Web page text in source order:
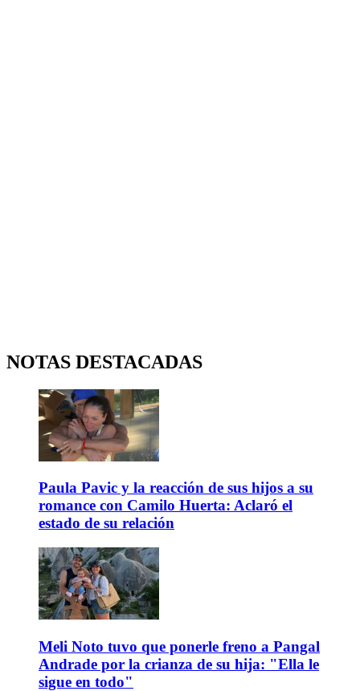
NOTAS DESTACADAS
Paula Pavic y la reacción de sus hijos a su
romance con Camilo Huerta: Aclaró el
estado de su relación
Meli Noto tuvo que ponerle freno a Pangal
Andrade por la crianza de su hija: "Ella le
sigue en todo"